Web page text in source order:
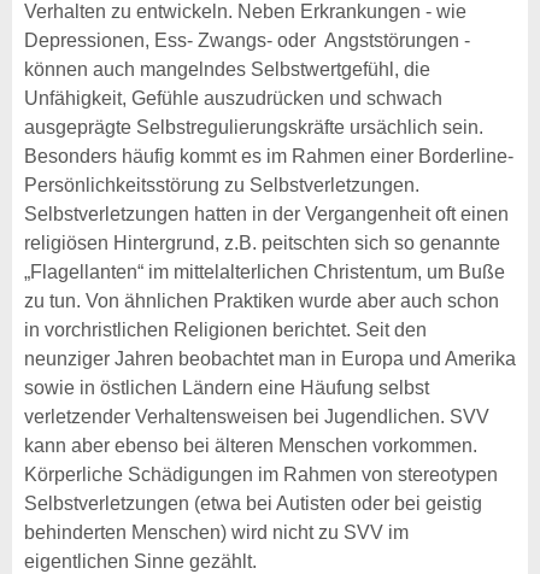
Verhalten zu entwickeln. Neben Erkrankungen - wie
Depressionen, Ess- Zwangs- oder Angststörungen -
können auch mangelndes Selbstwertgefühl, die
Unfähigkeit, Gefühle auszudrücken und schwach
ausgeprägte Selbstregulierungskräfte ursächlich sein.
Besonders häufig kommt es im Rahmen einer Borderline-
Persönlichkeitsstörung zu Selbstverletzungen.
Selbstverletzungen hatten in der Vergangenheit oft einen
religiösen Hintergrund, z.B. peitschten sich so genannte
„Flagellanten“ im mittelalterlichen Christentum, um Buße
zu tun. Von ähnlichen Praktiken wurde aber auch schon
in vorchristlichen Religionen berichtet. Seit den
neunziger Jahren beobachtet man in Europa und Amerika
sowie in östlichen Ländern eine Häufung selbst
verletzender Verhaltensweisen bei Jugendlichen. SVV
kann aber ebenso bei älteren Menschen vorkommen.
Körperliche Schädigungen im Rahmen von stereotypen
Selbstverletzungen (etwa bei Autisten oder bei geistig
behinderten Menschen) wird nicht zu SVV im
eigentlichen Sinne gezählt.